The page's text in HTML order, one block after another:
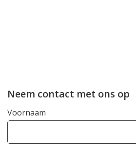
Neem contact met ons op
Voornaam